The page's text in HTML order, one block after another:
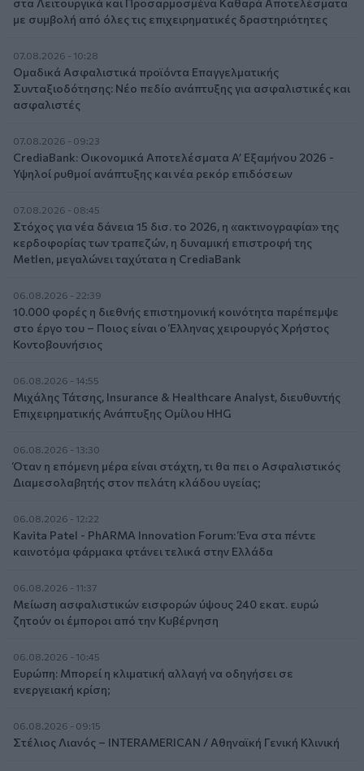
στα Λειτουργικά και Προσαρμοσμένα Καθαρά Αποτελέσματα
με συμβολή από όλες τις επιχειρηματικές δραστηριότητες
07.08.2026 - 10:28
Ομαδικά Ασφαλιστικά προϊόντα Επαγγελματικής
Συνταξιοδότησης: Νέο πεδίο ανάπτυξης για ασφαλιστικές και
ασφαλιστές
07.08.2026 - 09:23
CrediaBank: Οικονομικά Αποτελέσματα A’ Εξαμήνου 2026 -
Υψηλοί ρυθμοί ανάπτυξης και νέα ρεκόρ επιδόσεων
07.08.2026 - 08:45
Στόχος για νέα δάνεια 15 δισ. το 2026, η «ακτινογραφία» της
κερδοφορίας των τραπεζών, η δυναμική επιστροφή της
Metlen, μεγαλώνει ταχύτατα η CrediaBank
06.08.2026 - 22:39
10.000 φορές η διεθνής επιστημονική κοινότητα παρέπεμψε
στο έργο του – Ποιος είναι ο Έλληνας χειρουργός Χρήστος
Κοντοβουνήσιος
06.08.2026 - 14:55
Μιχάλης Τάτσης, Insurance & Healthcare Analyst, διευθυντής
Επιχειρηματικής Ανάπτυξης Ομίλου HHG
06.08.2026 - 13:30
Όταν η επόμενη μέρα είναι στάχτη, τι θα πει ο Ασφαλιστικός
Διαμεσολαβητής στον πελάτη κλάδου υγείας;
06.08.2026 - 12:22
Kavita Patel - PhARMA Innovation Forum: Ένα στα πέντε
καινοτόμα φάρμακα φτάνει τελικά στην Ελλάδα
06.08.2026 - 11:37
Μείωση ασφαλιστικών εισφορών ύψους 240 εκατ. ευρώ
ζητούν οι έμποροι από την Κυβέρνηση
06.08.2026 - 10:45
Ευρώπη: Μπορεί η κλιματική αλλαγή να οδηγήσει σε
ενεργειακή κρίση;
06.08.2026 - 09:15
Στέλιος Λιανός – INTERAMERICAN / Αθηναϊκή Γενική Κλινική